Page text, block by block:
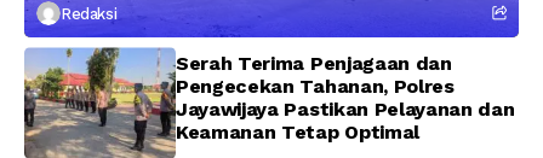
Pendekatan Humanis
Redaksi
Serah Terima Penjagaan dan
Pengecekan Tahanan, Polres
Jayawijaya Pastikan Pelayanan dan
Keamanan Tetap Optimal